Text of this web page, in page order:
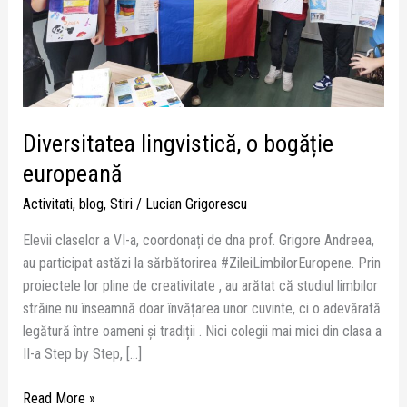
Diversitatea lingvistică, o bogăție
europeană
Activitati, blog, Stiri/ Lucian Grigorescu
Elevii claselor a VI-a, coordonați de dna prof. Grigore Andreea,
au participat astăzi la sărbătorirea #ZileiLimbilorEuropene. Prin
proiectele lor pline de creativitate , au arătat că studiul limbilor
străine nu înseamnă doar învățarea unor cuvinte, ci o adevărată
legătură între oameni și tradiții . Nici colegii mai mici din clasa a
II-a Step by Step, […]
Read More »